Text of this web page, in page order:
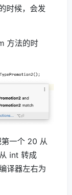
时候，会发
方法的时
一个 20 从
int 转成
译器左右为